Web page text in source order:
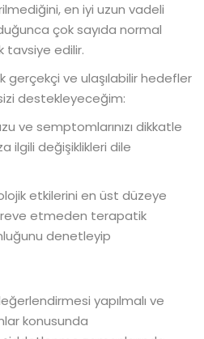
en iyi uzun vadeli
çok sayıda normal
edilir.
gerçekçi ve ulaşılabilir hedefler
destekleyeceğim:
ve semptomlarınızı dikkatle
ilgili değişiklikleri dile
etkilerini en üst düzeye
etmeden terapatik
denetleyip
yapılmalı ve
konusunda